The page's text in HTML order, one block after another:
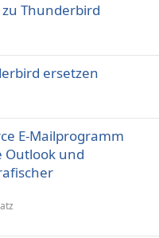
Thunderbird
ersetzen
E-Mailprogramm
Outlook und